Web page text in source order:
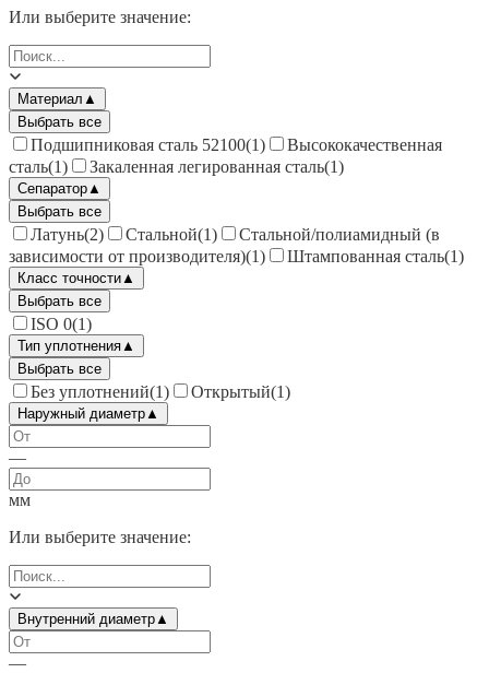
Или выберите значение:
Материал ▲
Выбрать все
Подшипниковая сталь 52100(1)
Высококачественная
сталь(1) Закаленная легированная сталь(1)
Сепаратор▲
Выбрать все
Латунь(2) Стальной(1)
Стальной/полиамидный (в
зависимости от производителя)(1) Штампованная сталь(1)
Класс точности▲
Выбрать все
ISO 0(1)
Тип уплотнения▲
Выбрать все
Без уплотнений(1) Открытый(1)
Наружный диаметр▲
—
мм
Или выберите значение:
Внутренний диаметр▲
—